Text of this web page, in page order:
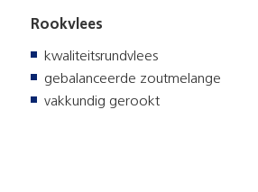
Rookvlees
kwaliteitsrundvlees
gebalanceerde zoutmelange
vakkundig gerookt